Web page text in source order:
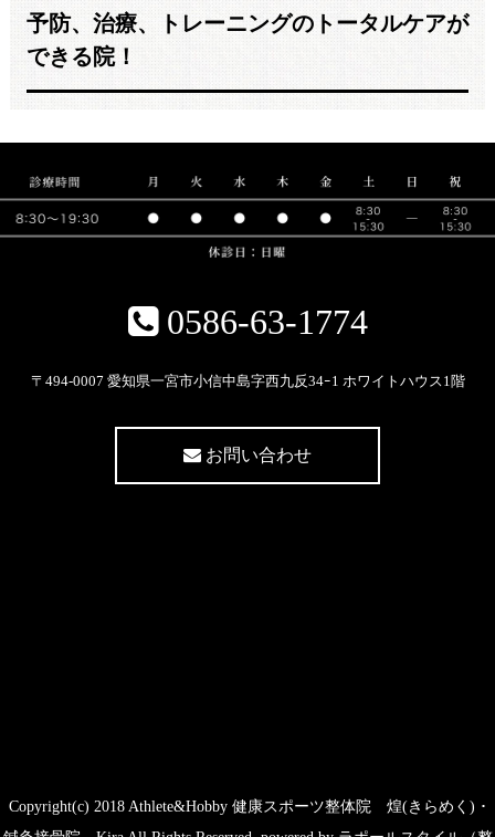
予防、治療、トレーニングのトータルケアが
できる院！
0586-63-1774
〒494-0007 愛知県一宮市小信中島字西九反34ｰ1 ホワイトハウス1階
お問い合わせ
Copyright(c) 2018 Athlete&Hobby 健康スポーツ整体院 煌(きらめく) ･